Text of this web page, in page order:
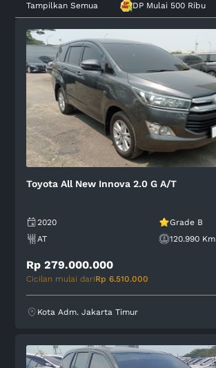
Tampilkan Semua DP Mulai 500 Ribu
Toyota All New Innova 2.0 G A/T
2020
Grade B
AT
120.990 Km
Rp 279.000.000
Cicilan mulai dariRp 6.510.000
Kota Adm. Jakarta Timur